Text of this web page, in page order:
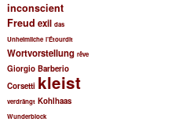
inconscient
Freud exil das
Unheimliche l’Étourdit
Wortvorstellung rêve
Giorgio Barberio
Corsetti kleist
verdrängt Kohlhaas
Wunderblock